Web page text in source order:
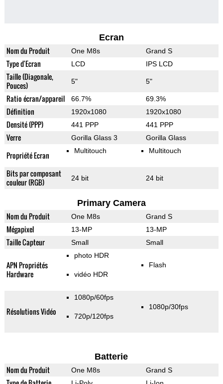
Ecran
Nom du Produit One M8s Grand S
Type d'Ecran LCD IPS LCD
Taille (Diagonale,
Pouces)
5" 5"
Ratio écran/appareil 66.7% 69.3%
Définition 1920x1080 1920x1080
Densité (PPP) 441 PPP 441 PPP
Verre Gorilla Glass 3 Gorilla Glass
Propriété Ecran Multitouch Multitouch
Bits par composant
couleur (RGB)
24 bit 24 bit
Primary Camera
Nom du Produit One M8s Grand S
Mégapixel 13-MP 13-MP
Taille Capteur Small Small
APN Propriétés
Hardware
photo HDR
vidéo HDR
Flash
Résolutions Vidéo
1080p/60fps
720p/120fps
1080p/30fps
Batterie
Nom du Produit One M8s Grand S